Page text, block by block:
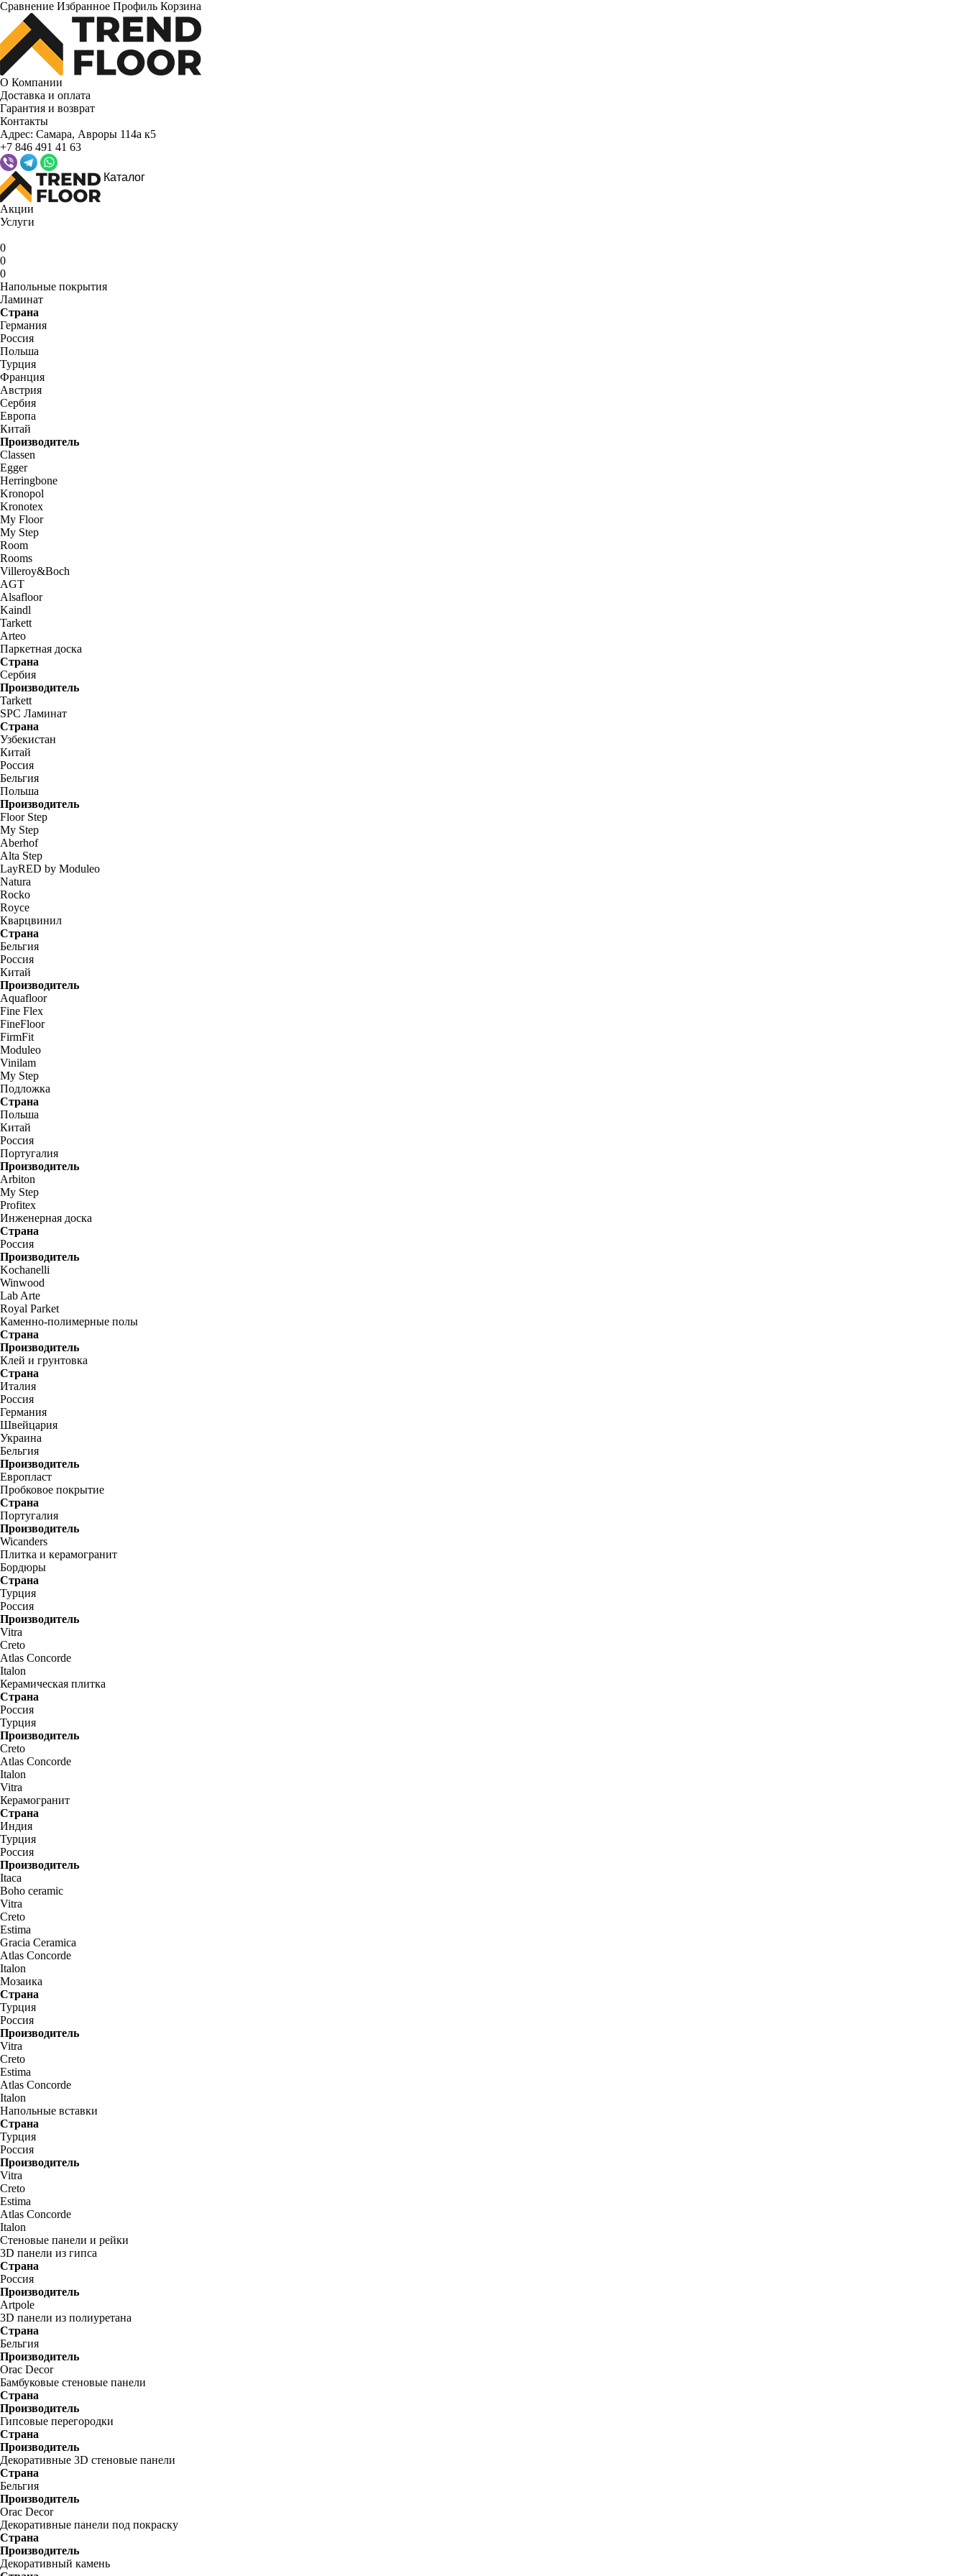
Сравнение Избранное Профиль Корзина
О Компании
Доставка и оплата
Гарантия и возврат
Контакты
Адрес: Самара, Авроры 114а к5
+7 846 491 41 63
Каталог
Акции
Услуги
0
0
0
Напольные покрытия
Ламинат
Страна
Германия
Россия
Польша
Турция
Франция
Австрия
Сербия
Европа
Китай
Производитель
Classen
Egger
Herringbone
Kronopol
Kronotex
My Floor
My Step
Room
Rooms
Villeroy&Boch
AGT
Alsafloor
Kaindl
Tarkett
Arteo
Паркетная доска
Страна
Сербия
Производитель
Tarkett
SPC Ламинат
Страна
Узбекистан
Китай
Россия
Бельгия
Польша
Производитель
Floor Step
My Step
Aberhof
Alta Step
LayRED by Moduleo
Natura
Rocko
Royce
Кварцвинил
Страна
Бельгия
Россия
Китай
Производитель
Aquafloor
Fine Flex
FineFloor
FirmFit
Moduleo
Vinilam
My Step
Подложка
Страна
Польша
Китай
Россия
Португалия
Производитель
Arbiton
My Step
Profitex
Инженерная доска
Страна
Россия
Производитель
Kochanelli
Winwood
Lab Arte
Royal Parket
Каменно-полимерные полы
Страна
Производитель
Клей и грунтовка
Страна
Италия
Россия
Германия
Швейцария
Украина
Бельгия
Производитель
Европласт
Пробковое покрытие
Страна
Португалия
Производитель
Wicanders
Плитка и керамогранит
Бордюры
Страна
Турция
Россия
Производитель
Vitra
Creto
Atlas Concorde
Italon
Керамическая плитка
Страна
Россия
Турция
Производитель
Creto
Atlas Concorde
Italon
Vitra
Керамогранит
Страна
Индия
Турция
Россия
Производитель
Itaca
Boho ceramic
Vitra
Creto
Estima
Gracia Ceramica
Atlas Concorde
Italon
Мозаика
Страна
Турция
Россия
Производитель
Vitra
Creto
Estima
Atlas Concorde
Italon
Напольные вставки
Страна
Турция
Россия
Производитель
Vitra
Creto
Estima
Atlas Concorde
Italon
Стеновые панели и рейки
3D панели из гипса
Страна
Россия
Производитель
Artpole
3D панели из полиуретана
Страна
Бельгия
Производитель
Orac Decor
Бамбуковые стеновые панели
Страна
Производитель
Гипсовые перегородки
Страна
Производитель
Декоративные 3D стеновые панели
Страна
Бельгия
Производитель
Orac Decor
Декоративные панели под покраску
Страна
Производитель
Декоративный камень